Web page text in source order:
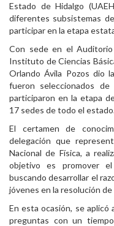
Personal
Alumni
Visitantes
Estado de Hidalgo
diferentes subsistemas
participar en la etapa
Con sede en el Auditorio
Instituto de Ciencias
Orlando Ávila Pozos dio
fueron seleccionados
participaron en la etapa
17 sedes de todo el
El certamen de
delegación que
Nacional de Física, a
objetivo es promover
buscando desarrollar el
jóvenes en la resolución
En esta ocasión, se aplicó
preguntas con un